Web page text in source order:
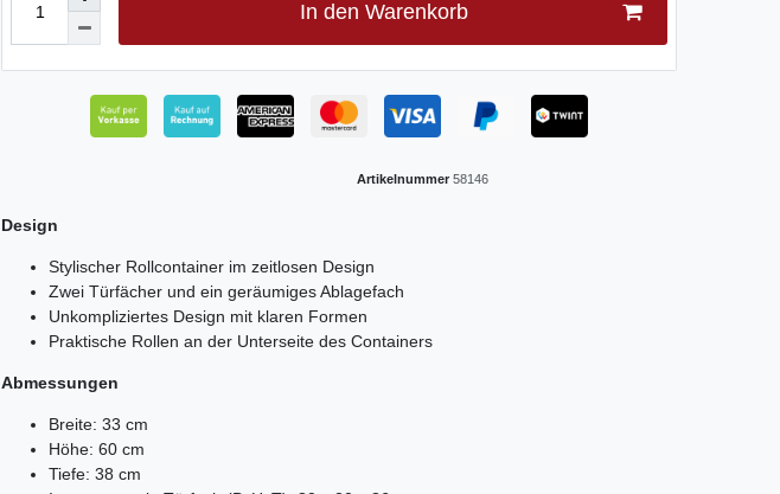
In den Warenkorb
Artikelnummer 58146
Design
Stylischer Rollcontainer im zeitlosen Design
Zwei Türfächer und ein geräumiges Ablagefach
Unkompliziertes Design mit klaren Formen
Praktische Rollen an der Unterseite des Containers
Abmessungen
Breite: 33 cm
Höhe: 60 cm
Tiefe: 38 cm